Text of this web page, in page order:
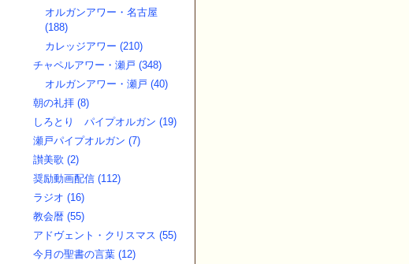
オルガンアワー・名古屋
(188)
カレッジアワー (210)
チャペルアワー・瀬戸 (348)
オルガンアワー・瀬戸 (40)
朝の礼拝 (8)
しろとり パイプオルガン (19)
瀬戸パイプオルガン (7)
讃美歌 (2)
奨励動画配信 (112)
ラジオ (16)
教会暦 (55)
アドヴェント・クリスマス (55)
今月の聖書の言葉 (12)